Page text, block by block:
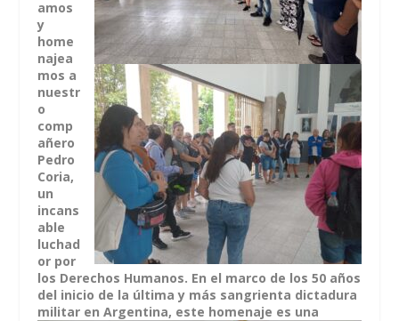
amos
y
home
najea
mos a
nuestr
o
comp
añero
Pedro
Coria,
un
incans
able
luchad
or por
los Derechos Humanos. En el marco de los 50 años
del inicio de la última y más sangrienta dictadura
militar en Argentina, este homenaje es una